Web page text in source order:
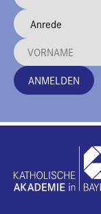
ANMELDEN